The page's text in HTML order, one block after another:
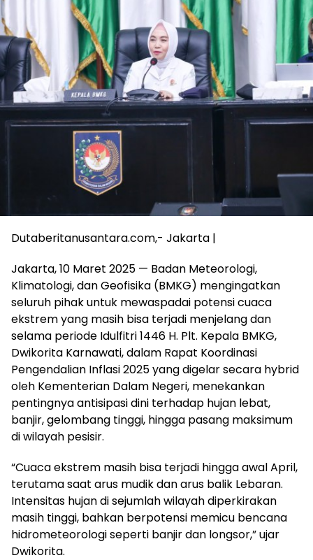
Dutaberitanusantara.com,- Jakarta |
Jakarta, 10 Maret 2025 — Badan Meteorologi,
Klimatologi, dan Geofisika (BMKG) mengingatkan
seluruh pihak untuk mewaspadai potensi cuaca
ekstrem yang masih bisa terjadi menjelang dan
selama periode Idulfitri 1446 H. Plt. Kepala BMKG,
Dwikorita Karnawati, dalam Rapat Koordinasi
Pengendalian Inflasi 2025 yang digelar secara hybrid
oleh Kementerian Dalam Negeri, menekankan
pentingnya antisipasi dini terhadap hujan lebat,
banjir, gelombang tinggi, hingga pasang maksimum
di wilayah pesisir.
“Cuaca ekstrem masih bisa terjadi hingga awal April,
terutama saat arus mudik dan arus balik Lebaran.
Intensitas hujan di sejumlah wilayah diperkirakan
masih tinggi, bahkan berpotensi memicu bencana
hidrometeorologi seperti banjir dan longsor,” ujar
Dwikorita.